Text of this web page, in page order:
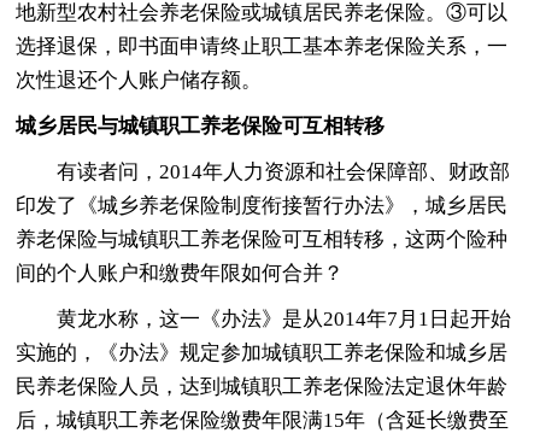
地新型农村社会养老保险或城镇居民养老保险。③可以
选择退保，即书面申请终止职工基本养老保险关系，一
次性退还个人账户储存额。
城乡居民与城镇职工养老保险可互相转移
有读者问，2014年人力资源和社会保障部、财政部
印发了《城乡养老保险制度衔接暂行办法》，城乡居民
养老保险与城镇职工养老保险可互相转移，这两个险种
间的个人账户和缴费年限如何合并？
黄龙水称，这一《办法》是从2014年7月1日起开始
实施的，《办法》规定参加城镇职工养老保险和城乡居
民养老保险人员，达到城镇职工养老保险法定退休年龄
后，城镇职工养老保险缴费年限满15年（含延长缴费至